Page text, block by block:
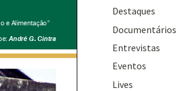
Destaques
Documentários
Entrevistas
Eventos
Lives